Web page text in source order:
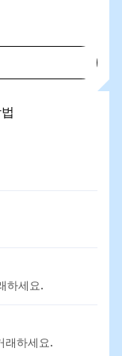
하세요.
래하세요.